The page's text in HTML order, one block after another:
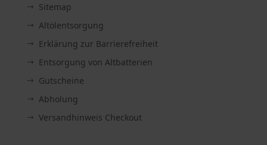
Sitemap
Altölentsorgung
Erklärung zur Barrierefreiheit
Entsorgung von Altbatterien
Gutscheine
Abholung
Versandhinweis Checkout